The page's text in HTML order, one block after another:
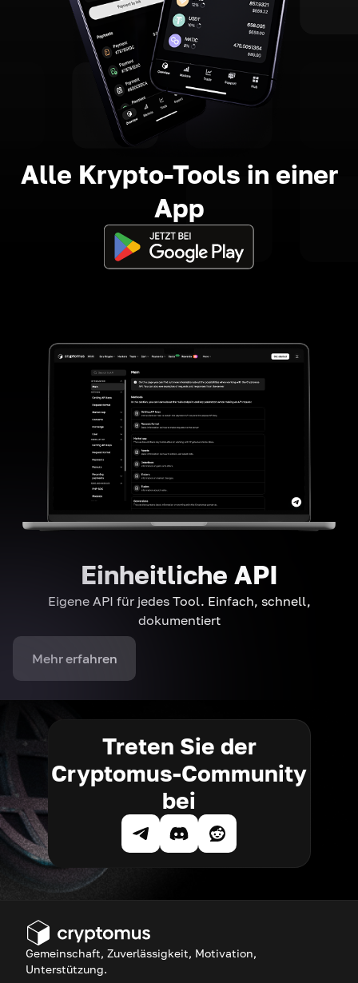
Alle Krypto-Tools in einer
App
Einheitliche API
Eigene API für jedes Tool. Einfach, schnell,
dokumentiert
Mehr erfahren
Treten Sie der
Cryptomus-Community
bei
Gemeinschaft, Zuverlässigkeit, Motivation,
Unterstützung.